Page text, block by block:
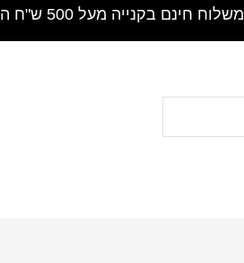
משלוח חינם בקנייה מעל 500 ש"ח התחייבות לרמה הגבוה בארץ !